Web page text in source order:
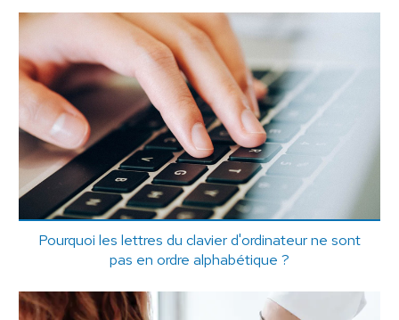
Pourquoi les lettres du clavier d'ordinateur ne sont
pas en ordre alphabétique ?